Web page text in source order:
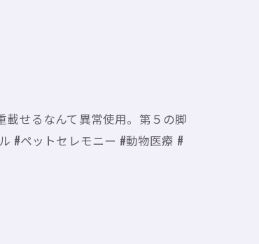
せるなんて異常使用。第５の脚
#ペットセレモニー #動物医療 #